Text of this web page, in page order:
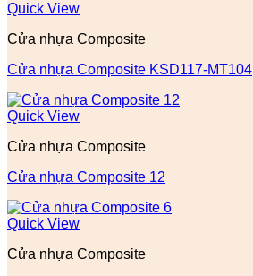
Quick View
Cửa nhựa Composite
Cửa nhựa Composite KSD117-MT104
Quick View
Cửa nhựa Composite
Cửa nhựa Composite 12
Quick View
Cửa nhựa Composite